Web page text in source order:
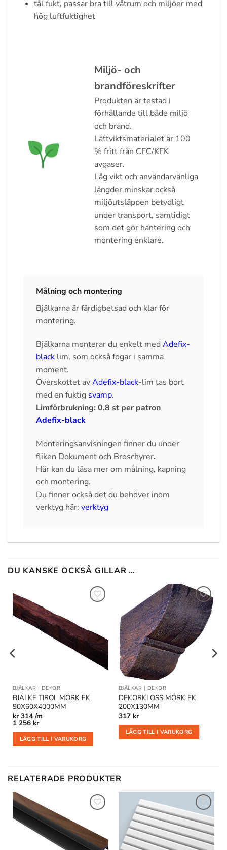
tål fukt, passar bra till våtrum och miljöer med
hög luftfuktighet
Miljö- och
brandföreskrifter
Produkten är testad i
förhållande till både miljö
och brand.
Lättviktsmaterialet är 100
% fritt från CFC/KFK
avgaser.
Låg vikt och användarvänliga
längder minskar också
miljöutsläppen betydligt
under transport, samtidigt
som det gör hantering och
montering enklare.
Målning och montering
Bjälkarna är färdigbetsad och klar för
montering.
Bjälkarna monterar du enkelt med Adefix-
black lim, som också fogar i samma
moment.
Överskottet avAdefix-black-lim tas bort
med en fuktig svamp.
Limförbrukning: 0,8 st per patron
Adefix-black
Monteringsanvisningen finner du under
fliken Dokument och Broschyrer.
Här kan du läsa mer om målning, kapning
och montering.
Du finner också det du behöver inom
verktyg här: verktyg
DU KANSKE OCKSÅ GILLAR …
önskelistan
BJÄLKAR | DEKOR
BJÄLKE TIROL MÖRK EK
90X60X4000MM
kr314 /m
1 256 kr
LÄGG TILL I VARUKORG
Lägg till
i
önskelistan
BJÄLKAR | DEKOR
DEKORKLOSS MÖRK EK
200X130MM
317 kr
LÄGG TILL I VARUKORG
RELATERADE PRODUKTER
Lägg till
i
önskelistan
Lägg till
önskelistan